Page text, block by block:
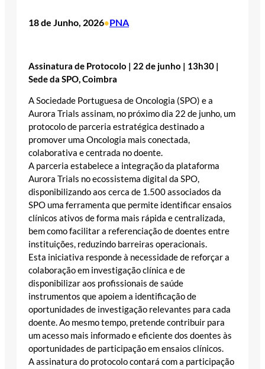
18 de Junho, 2026•PNA
Assinatura de Protocolo | 22 de junho | 13h30 |
Sede da SPO, Coimbra
A Sociedade Portuguesa de Oncologia (SPO) e a
Aurora Trials assinam, no próximo dia 22 de junho, um
protocolo de parceria estratégica destinado a
promover uma Oncologia mais conectada,
colaborativa e centrada no doente.
A parceria estabelece a integração da plataforma
Aurora Trials no ecossistema digital da SPO,
disponibilizando aos cerca de 1.500 associados da
SPO uma ferramenta que permite identificar ensaios
clínicos ativos de forma mais rápida e centralizada,
bem como facilitar a referenciação de doentes entre
instituições, reduzindo barreiras operacionais.
Esta iniciativa responde à necessidade de reforçar a
colaboração em investigação clínica e de
disponibilizar aos profissionais de saúde
instrumentos que apoiem a identificação de
oportunidades de investigação relevantes para cada
doente. Ao mesmo tempo, pretende contribuir para
um acesso mais informado e eficiente dos doentes às
oportunidades de participação em ensaios clínicos.
A assinatura do protocolo contará com a participação